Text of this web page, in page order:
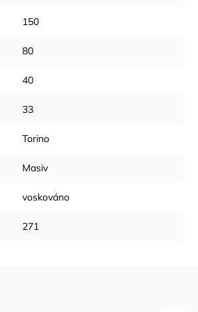
150
80
40
33
Torino
Masiv
voskováno
271